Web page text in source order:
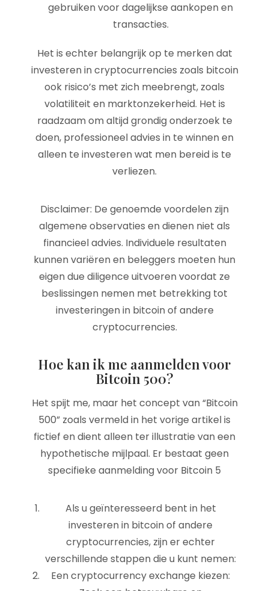
gebruiken voor dagelijkse aankopen en
transacties.
Het is echter belangrijk op te merken dat
investeren in cryptocurrencies zoals bitcoin
ook risico’s met zich meebrengt, zoals
volatiliteit en marktonzekerheid. Het is
raadzaam om altijd grondig onderzoek te
doen, professioneel advies in te winnen en
alleen te investeren wat men bereid is te
verliezen.
Disclaimer: De genoemde voordelen zijn
algemene observaties en dienen niet als
financieel advies. Individuele resultaten
kunnen variëren en beleggers moeten hun
eigen due diligence uitvoeren voordat ze
beslissingen nemen met betrekking tot
investeringen in bitcoin of andere
cryptocurrencies.
Hoe kan ik me aanmelden voor
Bitcoin 500?
Het spijt me, maar het concept van “Bitcoin
500” zoals vermeld in het vorige artikel is
fictief en dient alleen ter illustratie van een
hypothetische mijlpaal. Er bestaat geen
specifieke aanmelding voor Bitcoin 5
Als u geïnteresseerd bent in het
investeren in bitcoin of andere
cryptocurrencies, zijn er echter
verschillende stappen die u kunt nemen:
Een cryptocurrency exchange kiezen: